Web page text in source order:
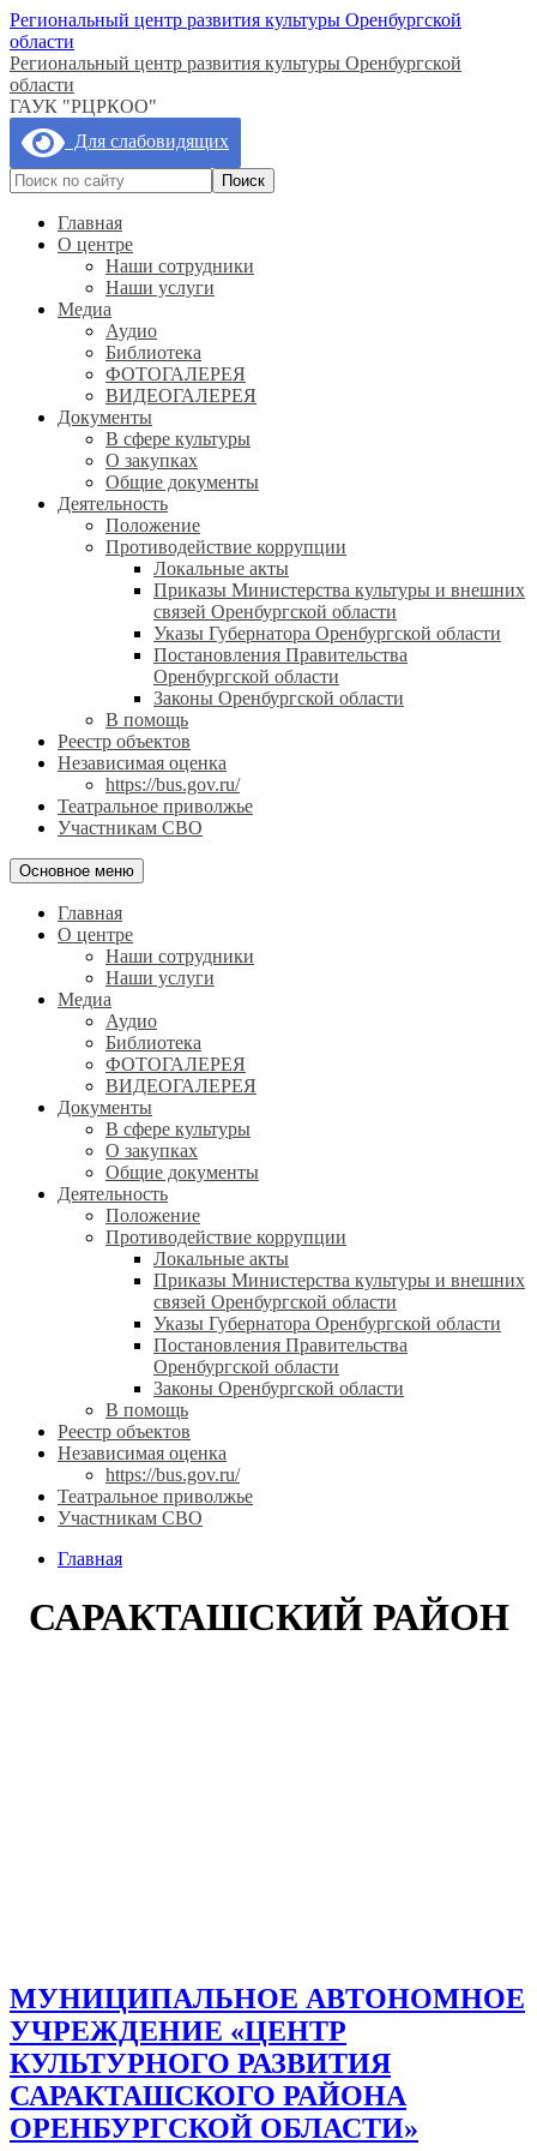
Региональный центр развития культуры Оренбургской
области
Региональный центр развития культуры Оренбургской
области
ГАУК "РЦРКОО"
Для слабовидящих
Главная
О центре
Наши сотрудники
Наши услуги
Медиа
Аудио
Библиотека
ФОТОГАЛЕРЕЯ
ВИДЕОГАЛЕРЕЯ
Документы
В сфере культуры
О закупках
Общие документы
Деятельность
Положение
Противодействие коррупции
Локальные акты
Приказы Министерства культуры и внешних
связей Оренбургской области
Указы Губернатора Оренбургской области
Постановления Правительства
Оренбургской области
Законы Оренбургской области
В помощь
Реестр объектов
Независимая оценка
https://bus.gov.ru/
Театральное приволжье
Участникам СВО
Основное меню
Главная
О центре
Наши сотрудники
Наши услуги
Медиа
Аудио
Библиотека
ФОТОГАЛЕРЕЯ
ВИДЕОГАЛЕРЕЯ
Документы
В сфере культуры
О закупках
Общие документы
Деятельность
Положение
Противодействие коррупции
Локальные акты
Приказы Министерства культуры и внешних
связей Оренбургской области
Указы Губернатора Оренбургской области
Постановления Правительства
Оренбургской области
Законы Оренбургской области
В помощь
Реестр объектов
Независимая оценка
https://bus.gov.ru/
Театральное приволжье
Участникам СВО
Главная
САРАКТАШСКИЙ РАЙОН
МУНИЦИПАЛЬНОЕ АВТОНОМНОЕ
УЧРЕЖДЕНИЕ «ЦЕНТР
КУЛЬТУРНОГО РАЗВИТИЯ
САРАКТАШСКОГО РАЙОНА
ОРЕНБУРГСКОЙ ОБЛАСТИ»